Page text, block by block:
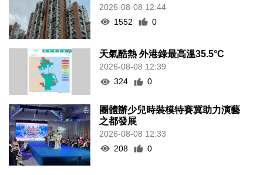
2026-08-08 12:44
1552
0
天氣酷熱 外港錄最高溫35.5°C
2026-08-08 12:39
324
0
團體辦少兒時裝模特賽冀助力演藝
之都發展
2026-08-08 12:33
208
0